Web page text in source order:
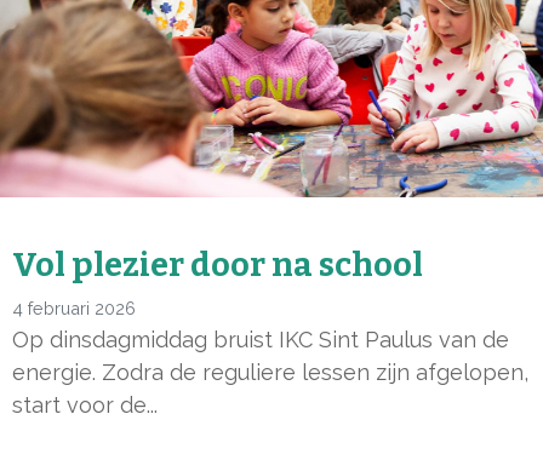
Vol plezier door na school
4 februari 2026
Op dinsdagmiddag bruist IKC Sint Paulus van de
energie. Zodra de reguliere lessen zijn afgelopen,
start voor de...